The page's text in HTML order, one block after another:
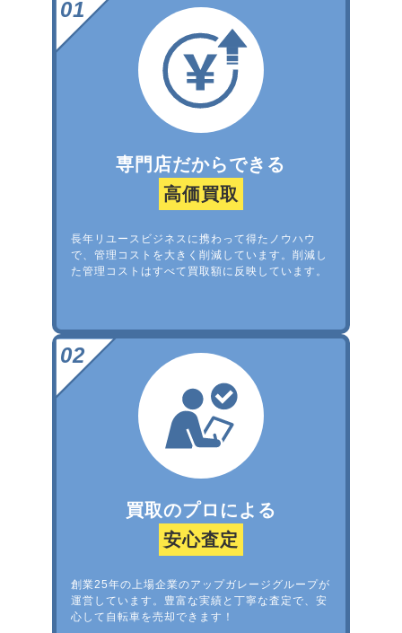
専門店だからできる
高価買取
長年リユースビジネスに携わって得たノウハウ
で、管理コストを大きく削減しています。削減し
た管理コストはすべて買取額に反映しています。
買取のプロによる
安心査定
創業25年の上場企業のアップガレージグループが
運営しています。豊富な実績と丁寧な査定で、安
心して自転車を売却できます！